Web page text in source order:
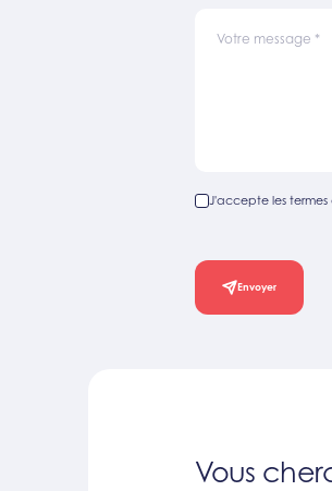
Votre message *
J'accepte les
Envoyer
Vous